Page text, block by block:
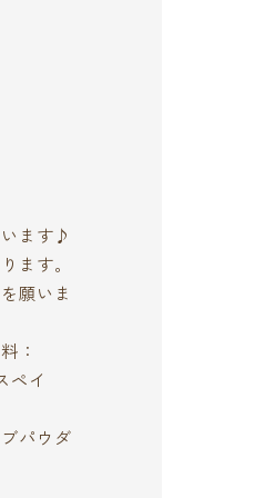
ます♪
ます。
願いま
：
イ
パウダ